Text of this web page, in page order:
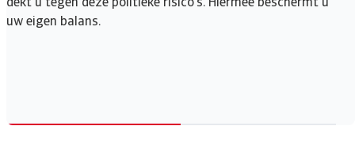
dekt u tegen deze politieke risico’s. Hiermee beschermt u
uw eigen balans.